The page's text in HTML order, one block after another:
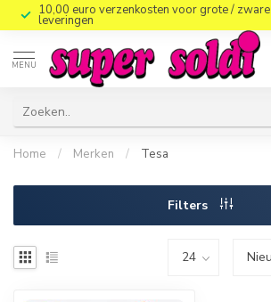
10,00 euro verzenkosten voor grote / zware
leveringen
MENU
Home / Merken / Tesa
Filters